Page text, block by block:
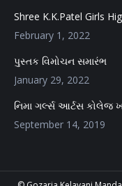
Shree K.K.Patel Girls
February 1, 2022
પુસ્તક વિમોચન સમારંભ
January 29, 2022
નિમા ગર્લ્સ આર્ટસ કોલેજ
September 14, 2019